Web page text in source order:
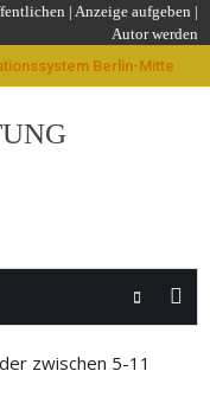
| Anzeige aufgeben |
Autor werden
zwischen 5-11